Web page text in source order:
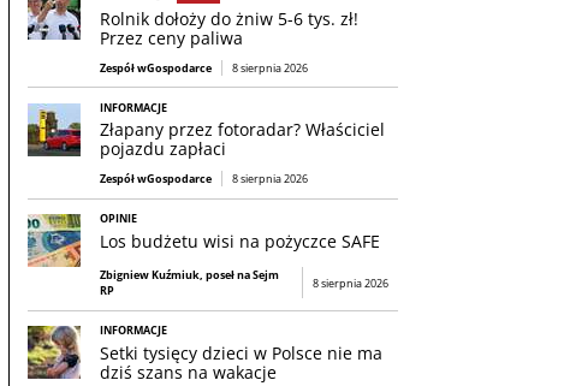
Rolnik dołoży do żniw 5-6 tys. zł!
Przez ceny paliwa
Zespół wGospodarce 8 sierpnia 2026
INFORMACJE
Złapany przez fotoradar? Właściciel
pojazdu zapłaci
Zespół wGospodarce 8 sierpnia 2026
OPINIE
Los budżetu wisi na pożyczce SAFE
Zbigniew Kuźmiuk, poseł na Sejm
RP
8 sierpnia 2026
INFORMACJE
Setki tysięcy dzieci w Polsce nie ma
dziś szans na wakacje